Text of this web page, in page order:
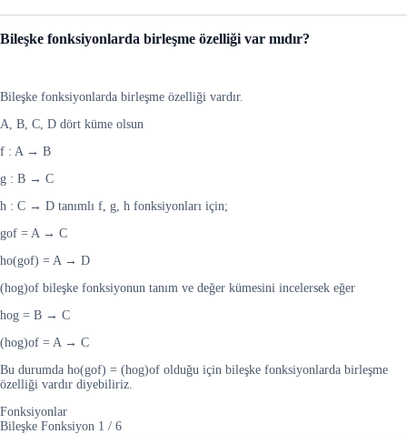
Bileşke fonksiyonlarda birleşme özelliği var mıdır?
Bileşke fonksiyonlarda birleşme özelliği vardır.
A, B, C, D dört küme olsun
f : A → B
g : B → C
h : C → D tanımlı f, g, h fonksiyonları için;
gof = A → C
ho(gof) = A → D
(hog)of bileşke fonksiyonun tanım ve değer kümesini incelersek eğer
hog = B → C
(hog)of = A → C
Bu durumda ho(gof) = (hog)of olduğu için bileşke fonksiyonlarda birleşme
özelliği vardır diyebiliriz.
Fonksiyonlar
Bileşke Fonksiyon 1 / 6